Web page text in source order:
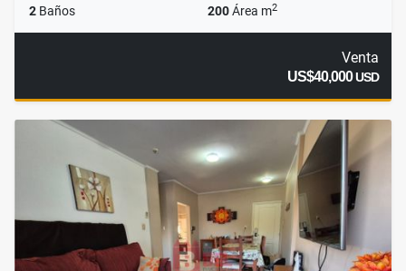
2 Baños 200Área m2
Venta
US$40,000USD